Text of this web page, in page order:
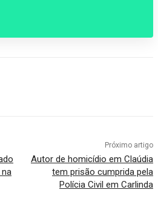
Próximo artigo
Autor de homicídio em Claúdia
tem prisão cumprida pela
Polícia Civil em Carlinda